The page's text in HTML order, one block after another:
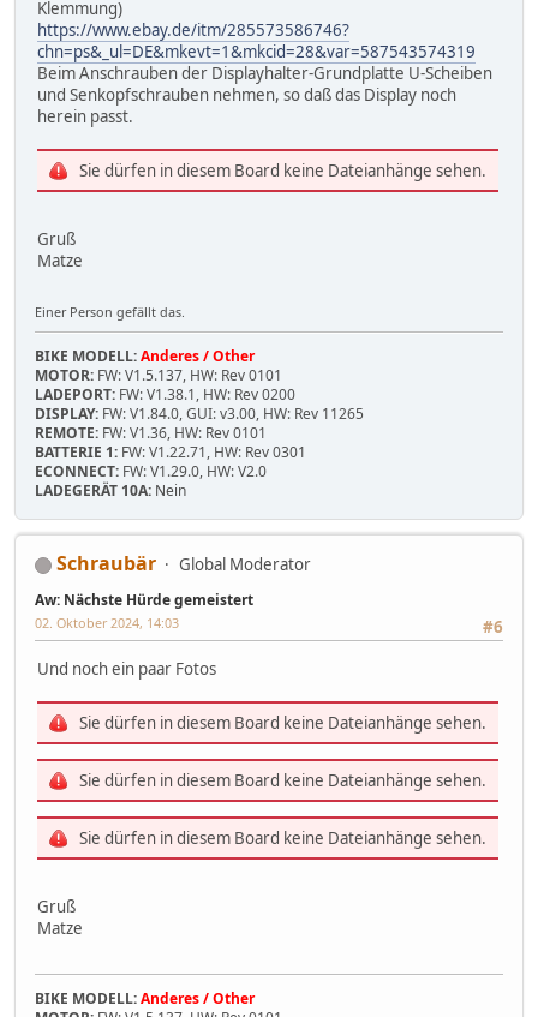
Klemmung)
https://www.ebay.de/itm/285573586746?
chn=ps&_ul=DE&mkevt=1&mkcid=28&var=587543574319
Beim Anschrauben der Displayhalter-Grundplatte U-Scheiben
und Senkopfschrauben nehmen, so daß das Display noch
herein passt.
Sie dürfen in diesem Board keine Dateianhänge sehen.
Gruß
Matze
Einer Person gefällt das.
BIKE MODELL:Anderes / Other
MOTOR: FW: V1.5.137, HW: Rev 0101
LADEPORT: FW: V1.38.1, HW: Rev 0200
DISPLAY: FW: V1.84.0, GUI: v3.00, HW: Rev 11265
REMOTE: FW: V1.36, HW: Rev 0101
BATTERIE 1: FW: V1.22.71, HW: Rev 0301
ECONNECT: FW: V1.29.0, HW: V2.0
LADEGERÄT 10A: Nein
Schraubär Global Moderator
Aw: Nächste Hürde gemeistert
#6
02. Oktober 2024, 14:03
Und noch ein paar Fotos
Sie dürfen in diesem Board keine Dateianhänge sehen.
Sie dürfen in diesem Board keine Dateianhänge sehen.
Sie dürfen in diesem Board keine Dateianhänge sehen.
Gruß
Matze
BIKE MODELL:Anderes / Other